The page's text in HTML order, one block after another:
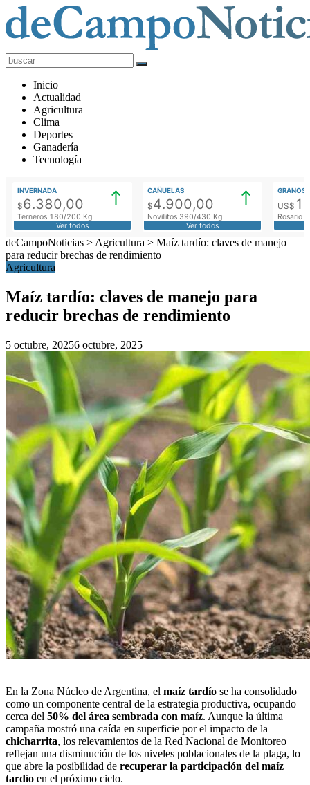
deCampoNoticias
Actualidad
Agropecuaria
Inicio
Actualidad
Agricultura
Clima
Deportes
Ganadería
Tecnología
INVERNADA
$6.380,00
Terneros 180/200 Kg
Ver todos
CAÑUELAS
$4.900,00
Novillitos 390/430 Kg
Ver todos
GRANOS
US$
Rosario
deCampoNoticias > Agricultura > Maíz tardío: claves de manejo
para reducir brechas de rendimiento
Agricultura
Maíz tardío: claves de manejo para
reducir brechas de rendimiento
5 octubre, 20256 octubre, 2025
En la Zona Núcleo de Argentina, el maíz tardío se ha consolidado
como un componente central de la estrategia productiva, ocupando
cerca del 50% del área sembrada con maíz. Aunque la última
campaña mostró una caída en superficie por el impacto de la
chicharrita, los relevamientos de la Red Nacional de Monitoreo
reflejan una disminución de los niveles poblacionales de la plaga, lo
que abre la posibilidad de recuperar la participación del maíz
tardío en el próximo ciclo.